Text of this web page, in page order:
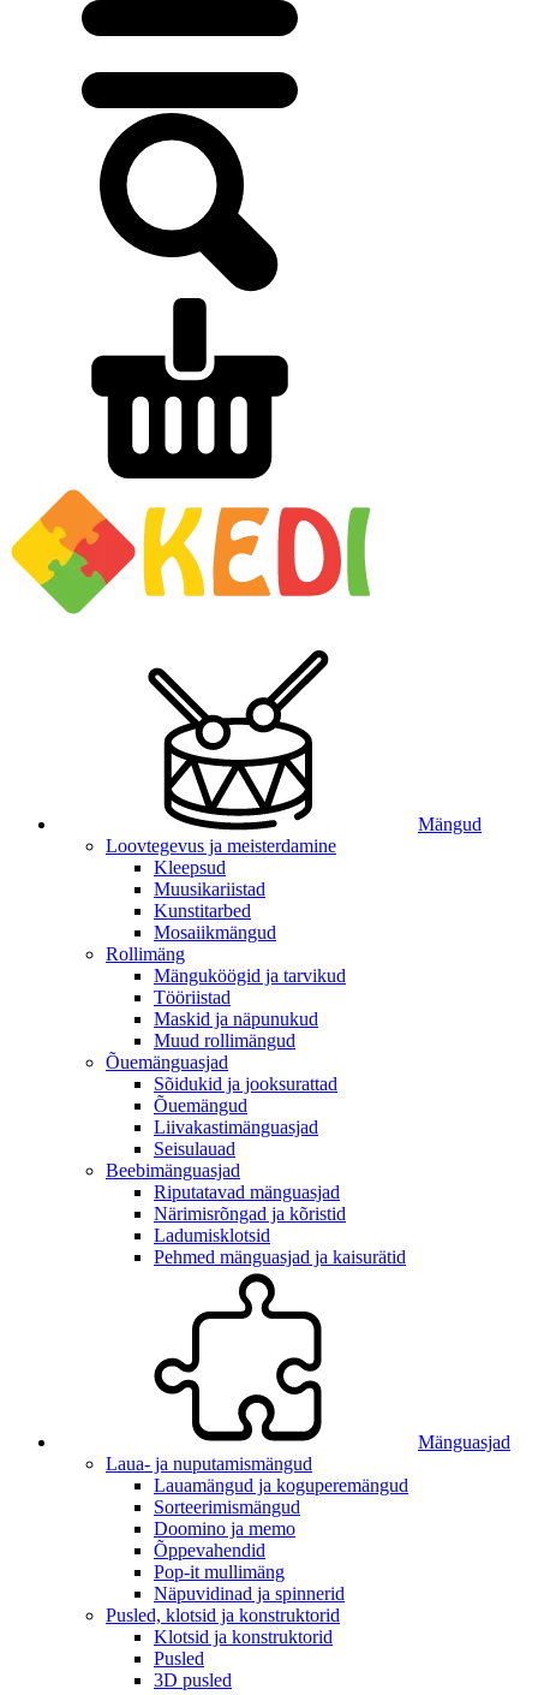
Mängud
Loovtegevus ja meisterdamine
Kleepsud
Muusikariistad
Kunstitarbed
Mosaiikmängud
Rollimäng
Mänguköögid ja tarvikud
Tööriistad
Maskid ja näpunukud
Muud rollimängud
Õuemänguasjad
Sõidukid ja jooksurattad
Õuemängud
Liivakastimänguasjad
Seisulauad
Beebimänguasjad
Riputatavad mänguasjad
Närimisrõngad ja kõristid
Ladumisklotsid
Pehmed mänguasjad ja kaisurätid
Mänguasjad
Laua- ja nuputamismängud
Lauamängud ja koguperemängud
Sorteerimismängud
Doomino ja memo
Õppevahendid
Pop-it mullimäng
Näpuvidinad ja spinnerid
Pusled, klotsid ja konstruktorid
Klotsid ja konstruktorid
Pusled
3D pusled